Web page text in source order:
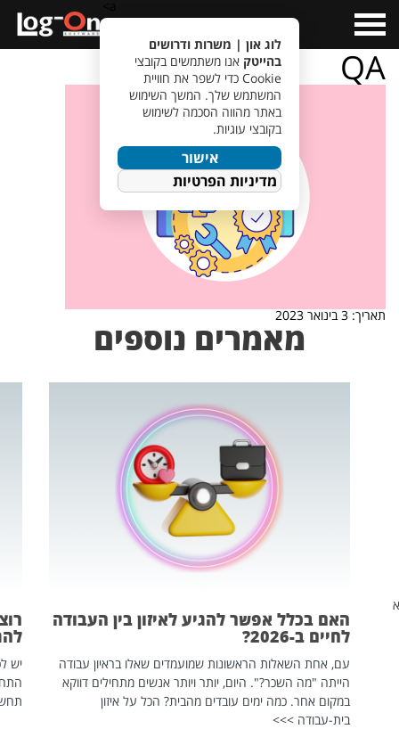
Menu
QA
תאריך: 3 בינואר 2023
מאמרים נוספים
האם בכלל אפשר להגיע לאיזון בין העבודה
לחיים ב-2026?
עם, אחת השאלות הראשונות שמועמדים שאלו בראיון עבודה
הייתה "מה השכר?". היום, יותר ויותר אנשים מתחילים דווקא
במקום אחר. כמה ימים עובדים מהבית? הכל על איזון
בית-עבודה >>>
יש
לוג און | משרות ודרושים
בהייטק אנו משתמשים בקובצי
Cookie כדי לשפר את חוויית
המשתמש שלך. המשך השימוש
באתר מהווה הסכמה לשימוש
בקובצי עוגיות.
אישור
מדיניות הפרטיות